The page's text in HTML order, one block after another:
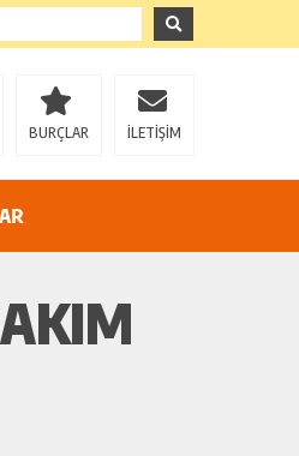
BURÇLAR İLETİŞİM